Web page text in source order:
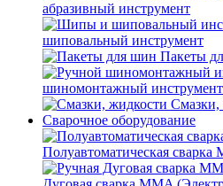
абразивный инструмент
шиповальный инструмент
Пакеты
шиномонтажный инструмент
Смазки,
Сварочное оборудование
Полуавтоматическая